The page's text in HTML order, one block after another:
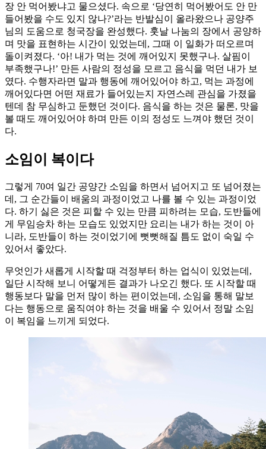
장 안 먹어봤냐고 물으셨다. 속으로 ‘당연히 먹어봤어도 안 만
들어봤을 수도 있지 않나?’라는 반발심이 올라왔으나 공양주
님의 도움으로 청국장을 완성했다. 훗날 나눔의 장에서 공양하
며 맛을 표현하는 시간이 있었는데, 그때 이 일화가 떠오르며
돌이켜졌다. ‘아! 내가 먹는 것에 깨어있지 못했구나. 살핌이
부족했구나!’ 만든 사람의 정성을 모르고 음식을 먹던 내가 보
였다. 수행자라면 말과 행동에 깨어있어야 하고, 먹는 과정에
깨어있다면 어떤 재료가 들어있는지 자연스레 관심을 가졌을
텐데 참 무심하고 둔했던 것이다. 음식을 하는 것은 물론, 맛을
볼 때도 깨어있어야 하며 만든 이의 정성도 느껴야 했던 것이
다.
소임이 복이다
그렇게 70여 일간 공양간 소임을 하면서 넘어지고 또 넘어졌는
데, 그 순간들이 배움의 과정이었고 나를 볼 수 있는 과정이었
다. 하기 싫은 것은 피할 수 있는 만큼 피하려는 모습, 도반들에
게 무임승차 하는 모습도 있었지만 요리는 내가 하는 것이 아
니라, 도반들이 하는 것이었기에 뻣뻣해질 틈도 없이 숙일 수
있어서 좋았다.
무엇인가 새롭게 시작할 때 걱정부터 하는 업식이 있었는데,
일단 시작해 보니 어떻게든 결과가 나오긴 했다. 또 시작할 때
행동보다 말을 먼저 많이 하는 편이었는데, 소임을 통해 말보
다는 행동으로 움직여야 하는 것을 배울 수 있어서 정말 소임
이 복임을 느끼게 되었다.